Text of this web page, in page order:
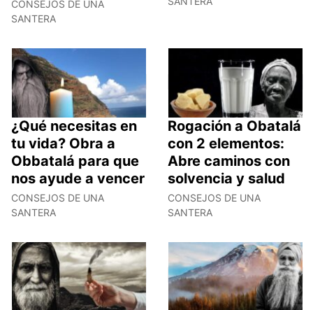
CONSEJOS DE UNA
SANTERA
¿Qué necesitas en
tu vida? Obra a
Obbatalá para que
nos ayude a vencer
CONSEJOS DE UNA
SANTERA
Rogación a Obatalá
con 2 elementos:
Abre caminos con
solvencia y salud
CONSEJOS DE UNA
SANTERA